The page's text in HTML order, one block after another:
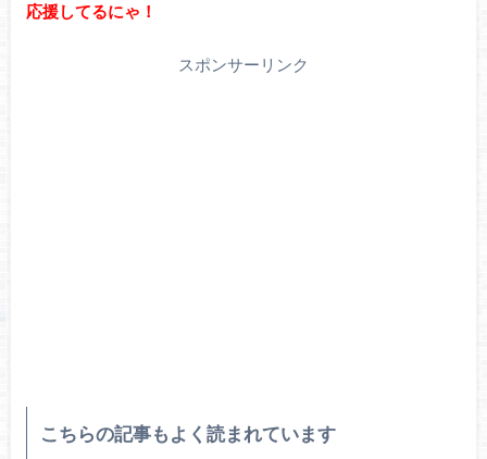
応援してるにゃ！
スポンサーリンク
こちらの記事もよく読まれています